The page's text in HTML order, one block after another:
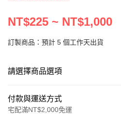
NT$225 ~ NT$1,000
訂製商品：預計 5 個工作天出貨
請選擇商品選項
付款與運送方式
宅配滿NT$2,000免運